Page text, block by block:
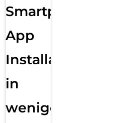
Smartphone
App
Installation
in
wenigen